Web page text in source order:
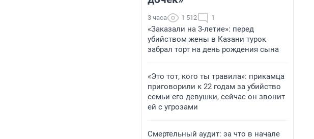
3 часа 1 512 1
«Заказали на 3-летие»: перед
убийством жены в Казани турок
забрал торт на день рождения сына
«Это тот, кого ты травила»: прикамца
приговорили к 22 годам за убийство
семьи его девушки, сейчас он звонит
ей с угрозами
Смертельный аудит: за что в начале